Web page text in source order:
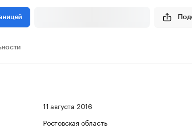
11 августа 2016
Ростовская область